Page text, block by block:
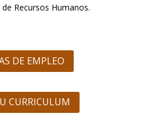
Recursos Humanos.
DE EMPLEO
CURRICULUM